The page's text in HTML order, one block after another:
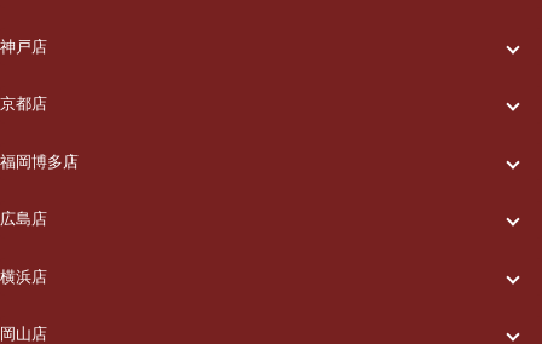
メニュー/料金
出張エリア
ブログ
お知らせ
採用情報
ご利用の流れ
メニュー/料金
出張エリア
ブログ
お知らせ
一休について
ご利用の流れ
メニュー/料金
出張エリア
ブログ
お知らせ
神戸店
一休について
ご利用の流れ
メニュー/料金
出張エリア
ブログ
京都店
一休について
ご利用の流れ
メニュー/料金
出張エリア
福岡博多店
一休について
ご利用の流れ
メニュー/料金
広島店
一休について
ご利用の流れ
横浜店
一休について
岡山店